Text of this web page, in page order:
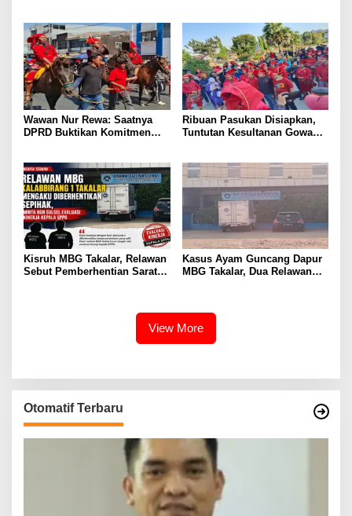
Wawan Nur Rewa: Saatnya
DPRD Buktikan Komitmen
Ribuan Pasukan Disiapkan,
Tuntutan Kesultanan Gowa
Kisruh MBG Takalar, Relawan
Sebut Pemberhentian Sarat
Kasus Ayam Guncang Dapur
MBG Takalar, Dua Relawan
View More
Otomatif Terbaru